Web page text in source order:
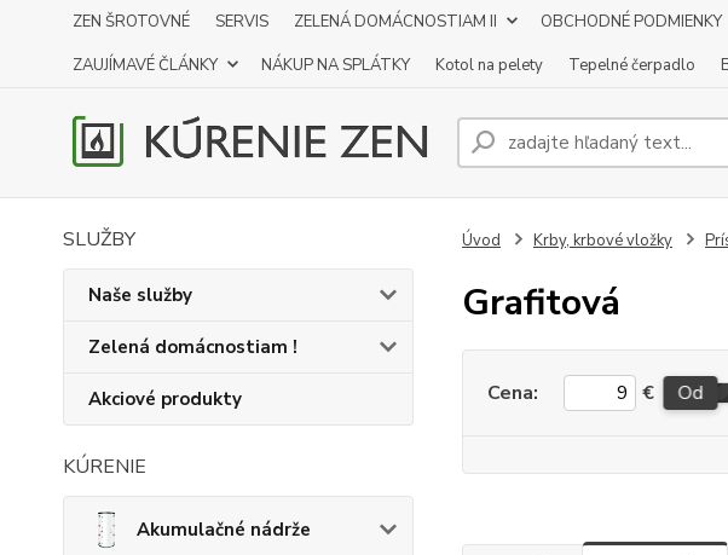
ZEN ŠROTOVNÉ SERVIS ZELENÁ DOMÁCNOSTIAM II OBCHODNÉ PODMIENKY
ZAUJÍMAVÉ ČLÁNKY
NÁKUP NA SPLÁTKY Kotol na pelety Tepelné čerpadlo
SLUŽBY
Naše služby
Zelená domácnostiam !
Akciové produkty
KÚRENIE
Akumulačné nádrže
Úvod Krby, krbové vložky
Grafitová
Cena: € Od